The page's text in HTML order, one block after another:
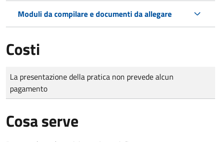
Moduli da compilare e documenti da allegare
Costi
Tipo di pagamento
Importo
La presentazione della pratica non prevede alcun
pagamento
Cosa serve